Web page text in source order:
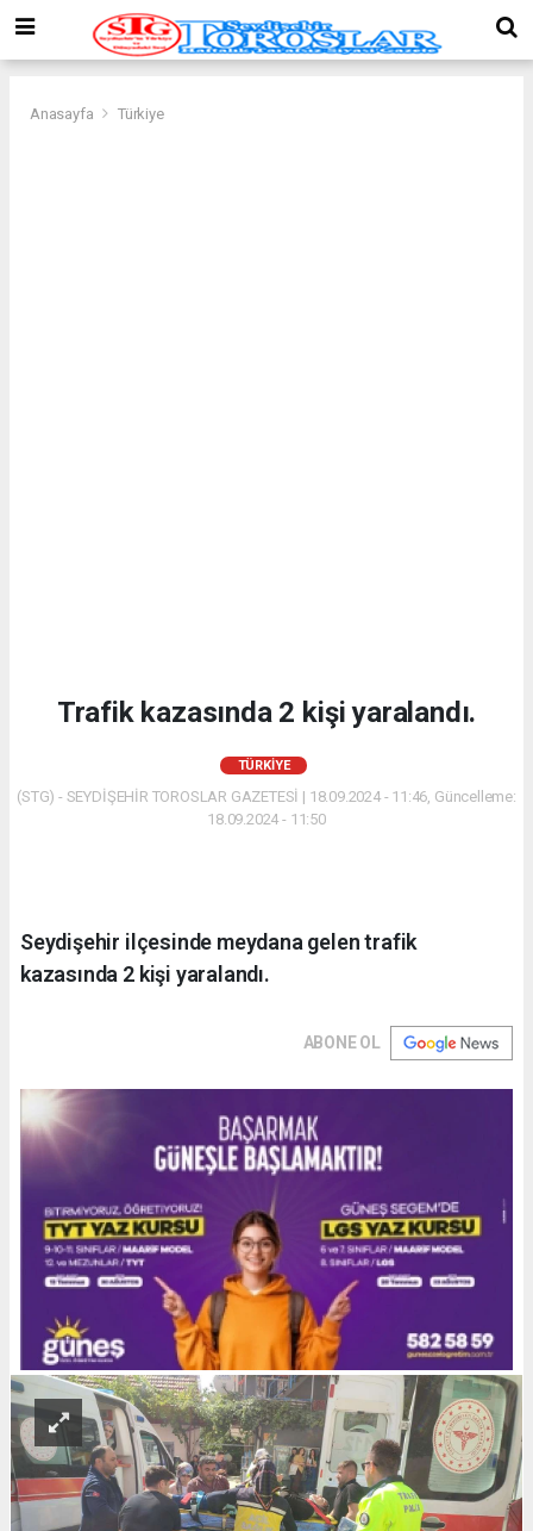
Anasayfa Türkiye
Trafik kazasında 2 kişi yaralandı.
TÜRKIYE
(STG) - SEYDİŞEHİR TOROSLAR GAZETESİ | 18.09.2024 - 11:46, Güncelleme:
18.09.2024 - 11:50
Seydişehir ilçesinde meydana gelen trafik
kazasında 2 kişi yaralandı.
ABONE OL